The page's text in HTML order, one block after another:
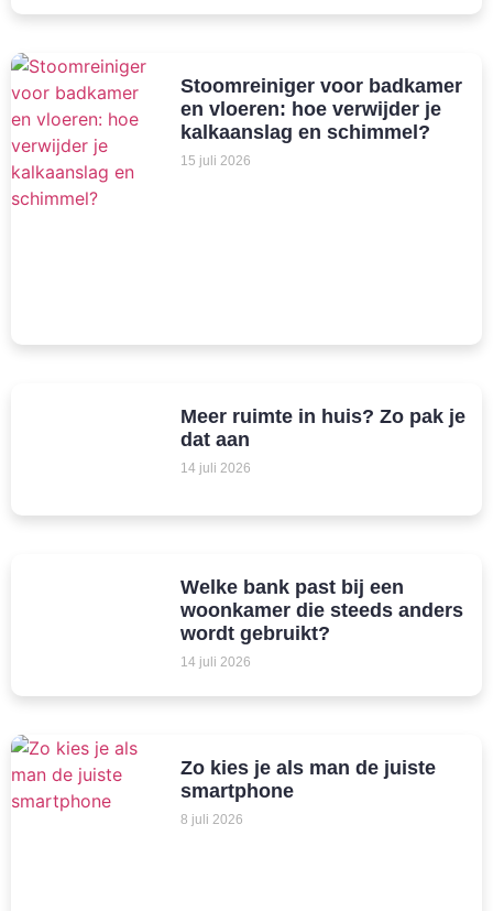
Stoomreiniger voor badkamer
en vloeren: hoe verwijder je
kalkaanslag en schimmel?
15 juli 2026
Meer ruimte in huis? Zo pak je
dat aan
14 juli 2026
Welke bank past bij een
woonkamer die steeds anders
wordt gebruikt?
14 juli 2026
Zo kies je als man de juiste
smartphone
8 juli 2026